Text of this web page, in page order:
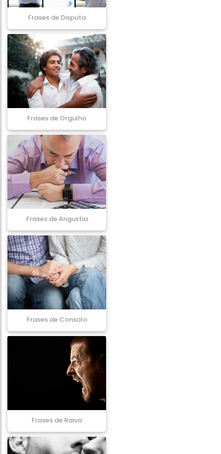
Frases de Disputa
Frases de Orgulho
Frases de Angustia
Frases de Consolo
Frases de Raiva